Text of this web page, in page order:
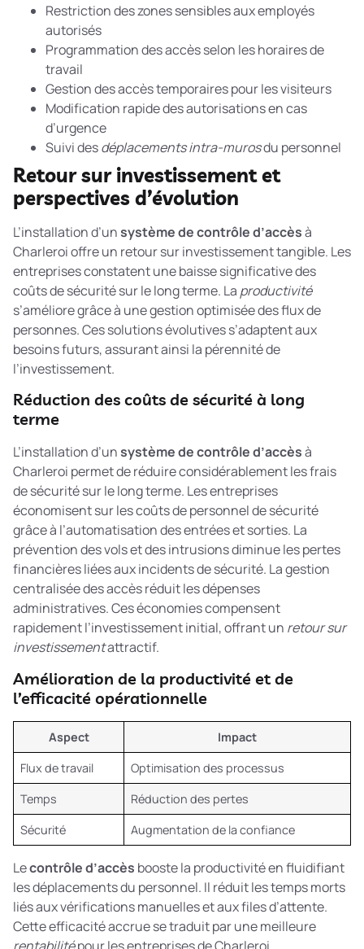
Restriction des zones sensibles aux employés
autorisés
Programmation des accès selon les horaires de
travail
Gestion des accès temporaires pour les visiteurs
Modification rapide des autorisations en cas
d’urgence
Suivi desdéplacements intra-murosdu personnel
Retour sur investissement et
perspectives d’évolution
L’installation d’unsystème de contrôle d’accèsà
Charleroi offre un retour sur investissement tangible. Les
entreprises constatent une baisse significative des
coûts de sécurité sur le long terme. La productivité
s’améliore grâce à une gestion optimisée des flux de
personnes. Ces solutions évolutives s’adaptent aux
besoins futurs, assurant ainsi la pérennité de
l’investissement.
Réduction des coûts de sécurité à long
terme
L’installation d’unsystème de contrôle d’accèsà
Charleroi permet de réduire considérablement les frais
de sécurité sur le long terme. Les entreprises
économisent sur les coûts de personnel de sécurité
grâce à l’automatisation des entrées et sorties. La
prévention des vols et des intrusions diminue les pertes
financières liées aux incidents de sécurité. La gestion
centralisée des accès réduit les dépenses
administratives. Ces économies compensent
rapidement l’investissement initial, offrant un retour sur
investissementattractif.
Amélioration de la productivité et de
l’efficacité opérationnelle
Aspect
Impact
Flux de travail
Optimisation des processus
Temps
Réduction des pertes
Sécurité
Augmentation de la confiance
Lecontrôle d’accès booste la productivité en fluidifiant
les déplacements du personnel. Il réduit les temps morts
liés aux vérifications manuelles et aux files d’attente.
Cette efficacité accrue se traduit par une meilleure